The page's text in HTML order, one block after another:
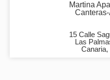
Martina
15 Calle
Las